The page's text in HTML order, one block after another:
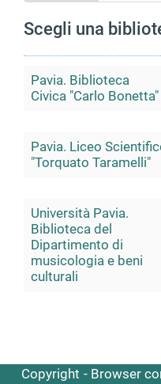
Scegli una
Pavia. Biblioteca
Civica "Carlo Bonetta"
Pavia. Liceo
"Torquato Taramelli"
Università Pavia.
Biblioteca del
Dipartimento di
musicologia e beni
culturali
Copyright Browser